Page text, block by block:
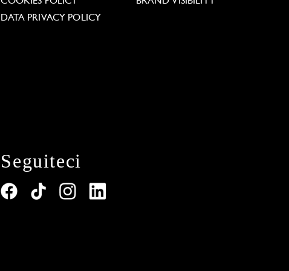
DATA PRIVACY POLICY
Seguiteci